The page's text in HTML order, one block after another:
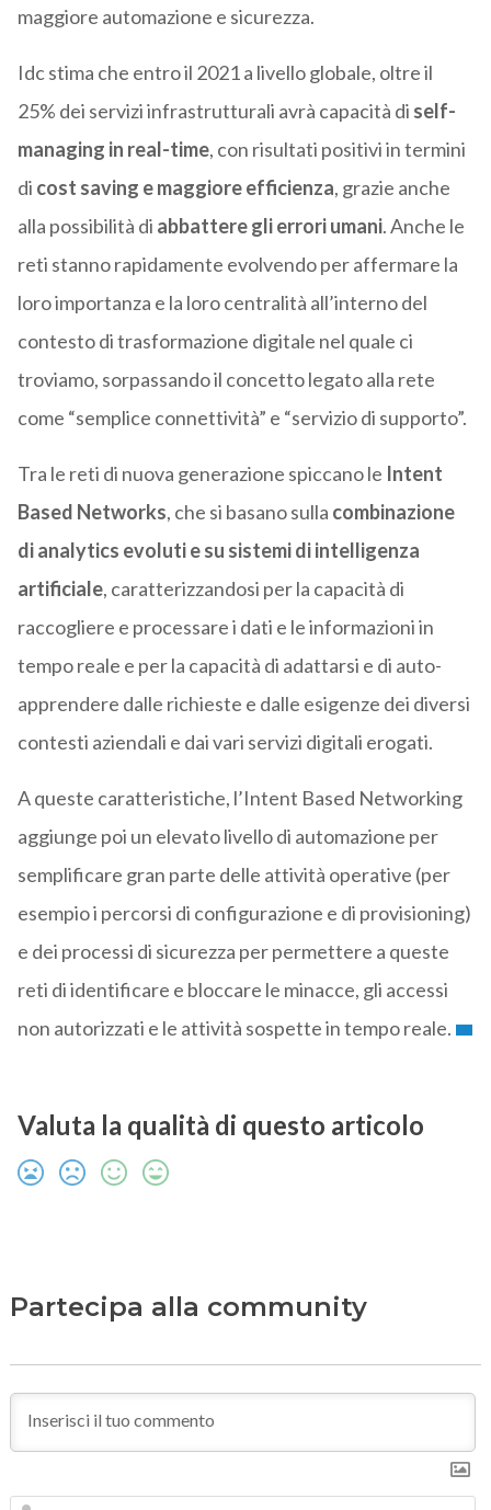
maggiore automazione e sicurezza.
Idc stima che entro il 2021 a livello globale, oltre il
25% dei servizi infrastrutturali avrà capacità di self-
managing in real-time, con risultati positivi in termini
di cost saving e maggiore efficienza, grazie anche
alla possibilità di abbattere gli errori umani. Anche le
reti stanno rapidamente evolvendo per affermare la
loro importanza e la loro centralità all’interno del
contesto di trasformazione digitale nel quale ci
troviamo, sorpassando il concetto legato alla rete
come “semplice connettività” e “servizio di supporto”.
Tra le reti di nuova generazione spiccano le Intent
Based Networks, che si basano sulla combinazione
di analytics evoluti e su sistemi di intelligenza
artificiale, caratterizzandosi per la capacità di
raccogliere e processare i dati e le informazioni in
tempo reale e per la capacità di adattarsi e di auto-
apprendere dalle richieste e dalle esigenze dei diversi
contesti aziendali e dai vari servizi digitali erogati.
A queste caratteristiche, l’Intent Based Networking
aggiunge poi un elevato livello di automazione per
semplificare gran parte delle attività operative (per
esempio i percorsi di configurazione e di provisioning)
e dei processi di sicurezza per permettere a queste
reti di identificare e bloccare le minacce, gli accessi
non autorizzati e le attività sospette in tempo reale.
Valuta la qualità di questo articolo
Partecipa alla community